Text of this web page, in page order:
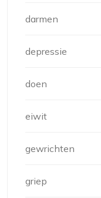
darmen
depressie
doen
eiwit
gewrichten
griep